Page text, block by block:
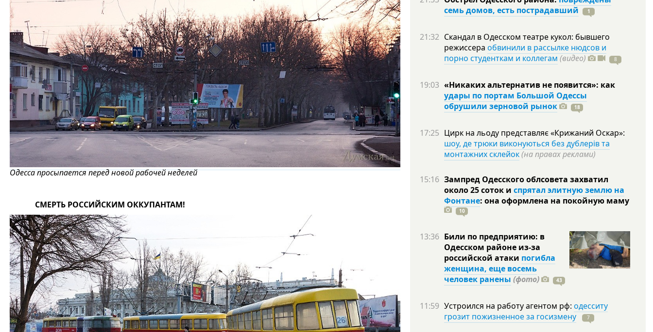
Одесса просыпается перед новой рабочей неделей
СМЕРТЬ РОССИЙСКИМ ОККУПАНТАМ!
семь домов, есть пострадавший
1
21:32 Скандал в Одесском театре кукол: бывшего
режиссера обвинили в рассылке нюдсов и
порно студенткам и коллегам (видео) 8
19:03 «Никаких альтернатив не появится»: как
удары по портам Большой Одессы
обрушили зерновой рынок
18
17:25 Цирк на льоду представляє «Крижаний Оскар»:
шоу, де трюки виконуються без дублерів та
монтажних склейок(на правах реклами)
15:16 Зампред Одесского облсовета захватил
около 25 соток и спрятал элитную землю на
Фонтане: она оформлена на покойную маму
10
13:36 Били по предприятию: в
Одесском районе из-за
российской атаки погибла
женщина, еще восемь
человек ранены (фото) 43
11:59 Устроился на работу агентом рф: одесситу
грозит пожизненное за госизмену
7